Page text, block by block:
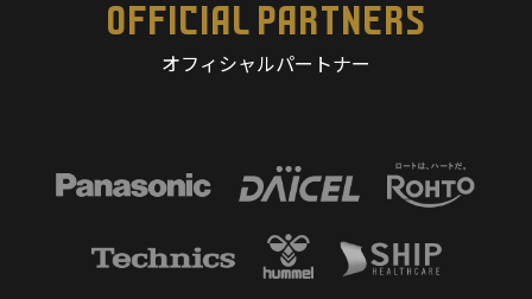
OFFICIAL PARTNERS
オフィシャルパートナー